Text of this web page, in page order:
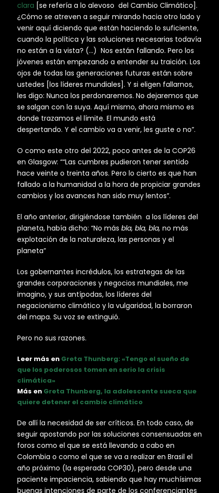
clara [se refería a lo alevoso del Cambio Climático].
¿Cómo se atreven a seguir mirando hacia otro lado y
venir aquí diciendo que están haciendo lo suficiente,
cuando la política y las soluciones necesarias todavía
no están a la vista? (…) Nos están fallando. Pero los
jóvenes están empezando a entender su traición. Los
ojos de todas las generaciones futuras están sobre
ustedes [los líderes mundiales]. Y si eligen fallarnos,
les digo: Nunca los perdonaremos. No dejaremos que
se salgan con la suya. Aquí mismo, ahora mismo es
donde trazamos el límite. El mundo está
despertando. Y el cambio va a venir, les guste o no”.
O como este otro del 2022, poco antes de la COP26
en Glasgow: ““Las cumbres pudieron tener sentido
hace veinte o treinta años. Pero lo cierto es que han
fallado a la humanidad a la hora de propiciar grandes
cambios y los avances han sido muy lentos”.
El año anterior, dirigiéndose también a los líderes del
planeta, había dicho: “No más bla, bla, bla, no más
explotación de la naturaleza, las personas y el
planeta”
Los gobernantes incrédulos, los estrategas de las
grandes corporaciones y negocios mundiales, me
imagino, y sus antípodas, los líderes del
negacionismo climático y la vulgaridad, la borraron
del mapa. Su voz se extinguió.
Pero no sus razones.
Leer más en Greta Thunberg: «Tengo el sueño de
que los poderosos tomen en serio la crisis
climática»
Más en Greta Thunberg, la adolescente sueca que
quiere detener el cambio climático
De allí la necesidad de ser críticos. En todo caso, de
seguir apostando por las soluciones consensuadas en
foros como el que se está llevando a cabo en
Colombia o como el que se va a realizar en Brasil el
año próximo (la esperada COP30), pero desde una
paciente impaciencia, sabiendo que hay muchísimas
buenas intenciones de parte de los conferenciantes